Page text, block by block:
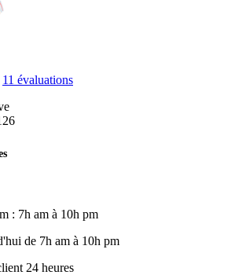
11 évaluations
: 7h am à 10h pm
de 7h am à 10h pm
24 heures